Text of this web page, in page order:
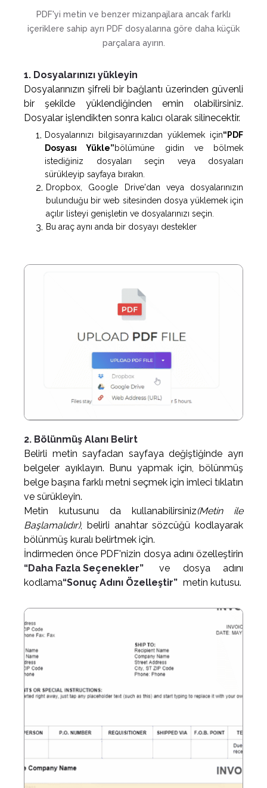
PDF'yi metin ve benzer mizanpajlara ancak farklı
içeriklere sahip ayrı PDF dosyalarına göre daha küçük
parçalara ayırın.
1. Dosyalarınızı yükleyin
Dosyalarınızın şifreli bir bağlantı üzerinden güvenli
bir şekilde yüklendiğinden emin olabilirsiniz.
Dosyalar işlendikten sonra kalıcı olarak silinecektir.
Dosyalarınızı bilgisayarınızdan yüklemek için“PDF
Dosyası Yükle”bölümüne gidin ve bölmek
istediğiniz dosyaları seçin veya dosyaları
sürükleyip sayfaya bırakın.
Dropbox, Google Drive'dan veya dosyalarınızın
bulunduğu bir web sitesinden dosya yüklemek için
açılır listeyi genişletin ve dosyalarınızı seçin.
Bu araç aynı anda bir dosyayı destekler
2. Bölünmüş Alanı Belirt
Belirli metin sayfadan sayfaya değiştiğinde ayrı
belgeler ayıklayın. Bunu yapmak için, bölünmüş
belge başına farklı metni seçmek için imleci tıklatın
ve sürükleyin.
Metin kutusunu da kullanabilirsiniz(Metin ile
Başlamalıdır), belirli anahtar sözcüğü kodlayarak
bölünmüş kuralı belirtmek için.
İndirmeden önce PDF'nizin dosya adını özelleştirin
“Daha Fazla Seçenekler”
ve dosya adını
kodlama“Sonuç Adını Özelleştir” metin kutusu.